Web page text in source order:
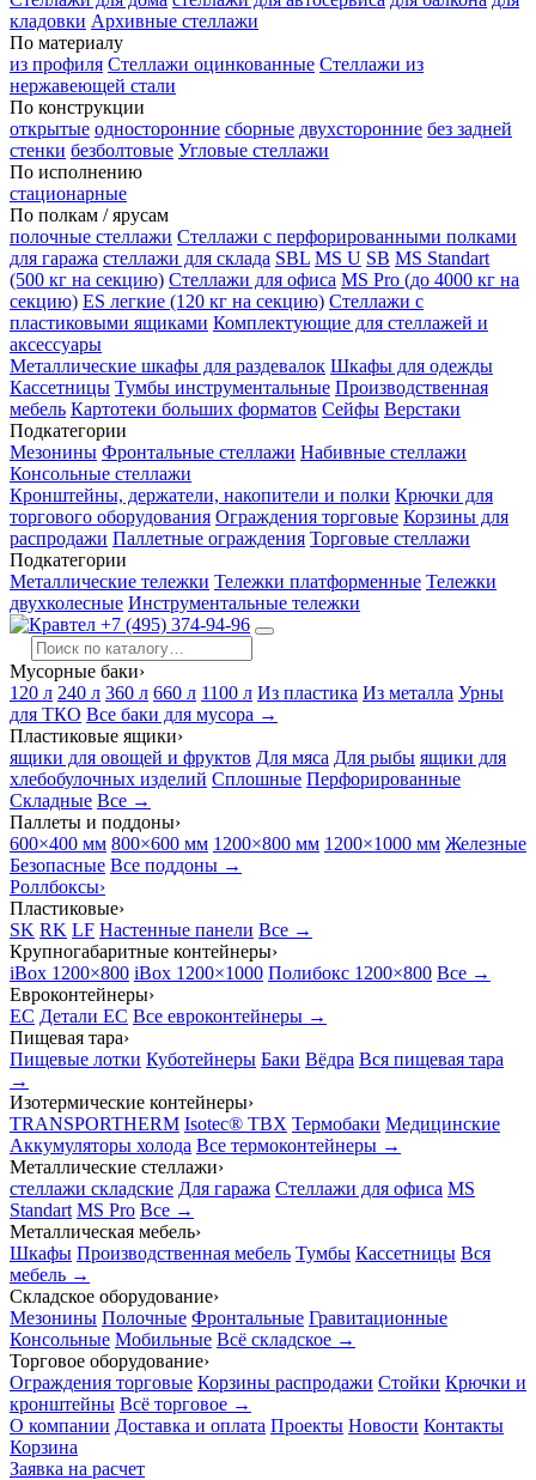
кладовки Архивные стеллажи
По материалу
из профиля Стеллажи оцинкованные Стеллажи из
нержавеющей стали
По конструкции
открытые односторонние сборные двухсторонние без задней
стенки безболтовые Угловые стеллажи
По исполнению
стационарные
По полкам / ярусам
полочные стеллажи Стеллажи с перфорированными полками
для гаража стеллажи для склада SBL MS U SB MS Standart
(500 кг на секцию) Стеллажи для офиса MS Pro (до 4000 кг на
секцию) ES легкие (120 кг на секцию) Стеллажи с
пластиковыми ящиками Комплектующие для стеллажей и
аксессуары
Металлические шкафы для раздевалок Шкафы для одежды
Кассетницы Тумбы инструментальные Производственная
мебель Картотеки больших форматов Сейфы Верстаки
Подкатегории
Мезонины Фронтальные стеллажи Набивные стеллажи
Консольные стеллажи
Кронштейны, держатели, накопители и полки Крючки для
торгового оборудования Ограждения торговые Корзины для
распродажи Паллетные ограждения Торговые стеллажи
Подкатегории
Металлические тележки Тележки платформенные Тележки
двухколесные Инструментальные тележки
+7 (495) 374-94-96
Мусорные баки›
120 л 240 л 360 л 660 л 1100 л Из пластика Из металла Урны
для ТКО Все баки для мусора →
Пластиковые ящики›
ящики для овощей и фруктов Для мяса Для рыбы ящики для
хлебобулочных изделий Сплошные Перфорированные
Складные Все →
Паллеты и поддоны›
600×400 мм 800×600 мм 1200×800 мм 1200×1000 мм Железные
Безопасные Все поддоны →
Роллбоксы›
Пластиковые›
SK RK LF Настенные панели Все →
Крупногабаритные контейнеры›
iBox 1200×800 iBox 1200×1000 Полибокс 1200×800 Все →
Евроконтейнеры›
EC Детали EC Все евроконтейнеры →
Пищевая тара›
Пищевые лотки Куботейнеры Баки Вёдра Вся пищевая тара
→
Изотермические контейнеры›
TRANSPORTHERM Isotec® TBX Термобаки Медицинские
Аккумуляторы холода Все термоконтейнеры →
Металлические стеллажи›
стеллажи складские Для гаража Стеллажи для офиса MS
Standart MS Pro Все →
Металлическая мебель›
Шкафы Производственная мебель Тумбы Кассетницы Вся
мебель →
Складское оборудование›
Мезонины Полочные Фронтальные Гравитационные
Консольные Мобильные Всё складское →
Торговое оборудование›
Ограждения торговые Корзины распродажи Стойки Крючки и
кронштейны Всё торговое →
О компании Доставка и оплата Проекты Новости Контакты
Корзина
Заявка на расчет